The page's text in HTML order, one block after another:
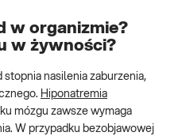
w organizmie?
w żywności?
nasilenia zaburzenia,
Hiponatremia
mózgu zawsze wymaga
W przypadku bezobjawowej